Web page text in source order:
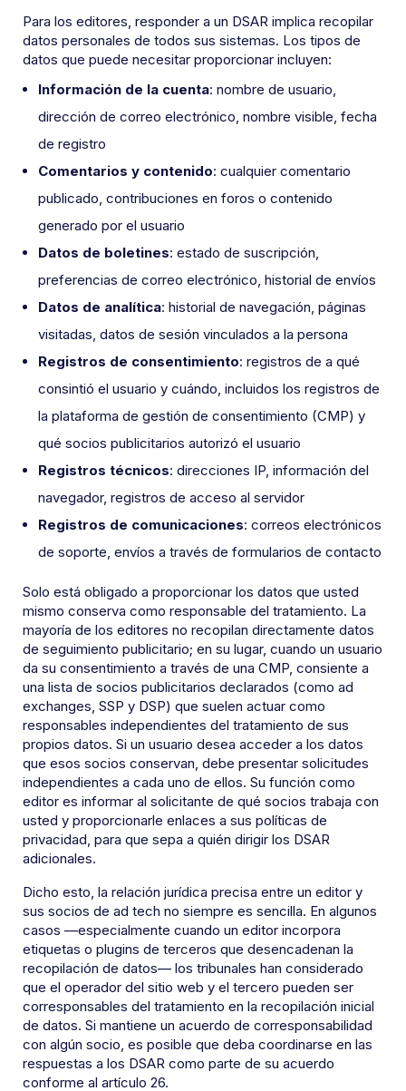
Para los editores, responder a un DSAR implica recopilar
datos personales de todos sus sistemas. Los tipos de
datos que puede necesitar proporcionar incluyen:
Información de la cuenta: nombre de usuario,
dirección de correo electrónico, nombre visible, fecha
de registro
Comentarios y contenido: cualquier comentario
publicado, contribuciones en foros o contenido
generado por el usuario
Datos de boletines: estado de suscripción,
preferencias de correo electrónico, historial de envíos
Datos de analítica: historial de navegación, páginas
visitadas, datos de sesión vinculados a la persona
Registros de consentimiento: registros de a qué
consintió el usuario y cuándo, incluidos los registros de
la plataforma de gestión de consentimiento (CMP) y
qué socios publicitarios autorizó el usuario
Registros técnicos: direcciones IP, información del
navegador, registros de acceso al servidor
Registros de comunicaciones: correos electrónicos
de soporte, envíos a través de formularios de contacto
Solo está obligado a proporcionar los datos que usted
mismo conserva como responsable del tratamiento. La
mayoría de los editores no recopilan directamente datos
de seguimiento publicitario; en su lugar, cuando un usuario
da su consentimiento a través de una CMP, consiente a
una lista de socios publicitarios declarados (como ad
exchanges, SSP y DSP) que suelen actuar como
responsables independientes del tratamiento de sus
propios datos. Si un usuario desea acceder a los datos
que esos socios conservan, debe presentar solicitudes
independientes a cada uno de ellos. Su función como
editor es informar al solicitante de qué socios trabaja con
usted y proporcionarle enlaces a sus políticas de
privacidad, para que sepa a quién dirigir los DSAR
adicionales.
Dicho esto, la relación jurídica precisa entre un editor y
sus socios de ad tech no siempre es sencilla. En algunos
casos —especialmente cuando un editor incorpora
etiquetas o plugins de terceros que desencadenan la
recopilación de datos— los tribunales han considerado
que el operador del sitio web y el tercero pueden ser
corresponsables del tratamiento en la recopilación inicial
de datos. Si mantiene un acuerdo de corresponsabilidad
con algún socio, es posible que deba coordinarse en las
respuestas a los DSAR como parte de su acuerdo
conforme al artículo 26.